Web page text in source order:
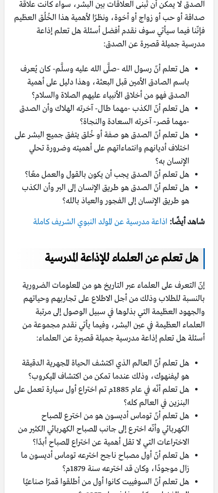
الصدق لا يمكن أن تُبنى العلاقات بين البشر، سواء كانت علاقة
صداقة أو حب أو زواج أو أخوة، ونظرًا لأهمية هذا الخُلُق العظيم
فإنّنا فيما سيأتي سوف نقدم أفضل أسئلة هل تعلم إذاعة
مدرسية جميلة قصيرة عن الصدق:
هل تعلم أنّ رسول الله -صلَّى الله عليه وسلَّم- كان يُعرف
باسم الصادق الأمين قبل البعثة، وهذا دليل على أهمية
الصدق فهو من أخلاق الأنبياء عليهم الصلاة والسلام؟
هل تعلم أنّ الكذب -مهما طال- آخرته الهلاك وأن الصدق
-مهما قصر- آخرته السعادة والنجاة؟
هل تعلم أنّ الصدق هو صفة أو خُلق يتفق جميع البشر على
اختلاف أديانهم وانتماءاتهم على أهميته وضرورة تحلي
الإنسان به؟
هل تعلم أنّ الصدق يجب أن يكون بالقول والعمل معًا؟
هل تعلم أنّ الصدق هو طريق الإنسان إلى البر وأن الكذب
هو طريق الإنسان إلى الفجور والعياذ بالله؟
شاهد أيضًا: اذاعة مدرسية عن المولد النبوي الشريف كاملة
هل تعلم عن العلماء للإذاعة المدرسية
إنّ التعرف على العلماء عبر التاريخ هو من المعلومات الضرورية
بالنسبة للطلاب وذلك من أجل الاطلاع على تجاربهم وحياتهم
والجهود العظيمة التي بذلوها في سبيل الوصول إلى مرتبة
العلماء العظيمة في عين البشر، وفيما يأتي نقدم مجموعة من
أسئلة هل تعلم إذاعة مدرسية جميلة قصيرة عن العلماء:
هل تعلم أنّ العالم الذي اكتشف الحياة المجهرية الدقيقة
هو ليفنهوك، وذلك عندما تمكن من اكتشاف الميكروب؟
هل تعلم أنّه في عام 1885م تم اختراع أول سيارة تعمل على
البنزين في العالم كله؟
هل تعلم أنّ توماس أديسون هو من اخترع المصباح
الكهربائي وأنّه اخترع إلى جانب المصباح الكهربائي الكثير من
الاختراعات التي لا تقل أهمية عن اختراع المصباح أبدًا؟
هل تعلم أنّ أول مصباح ناجح اخترعه توماس أديسون ما
زال موجودًا، وكان قد اخترعه سنة 1879م؟
هل تعلم أنّ السوفييت كانوا أول من أطلقوا قمرًا صناعيًا